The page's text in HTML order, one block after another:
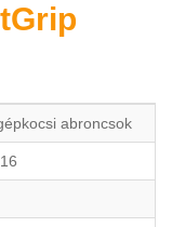
abroncsok